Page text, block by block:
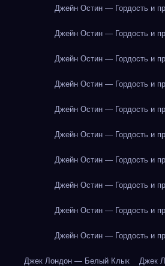
Джейн Остин — Гордость и
Джейн Остин — Гордость и
Джейн Остин — Гордость и
Джейн Остин — Гордость и
Джейн Остин — Гордость и
Джейн Остин — Гордость и
Джейн Остин — Гордость и
Джейн Остин — Гордость и
Джейн Остин — Гордость и
Джейн Остин — Гордость и
Джек Лондон — Белый Клык Джек